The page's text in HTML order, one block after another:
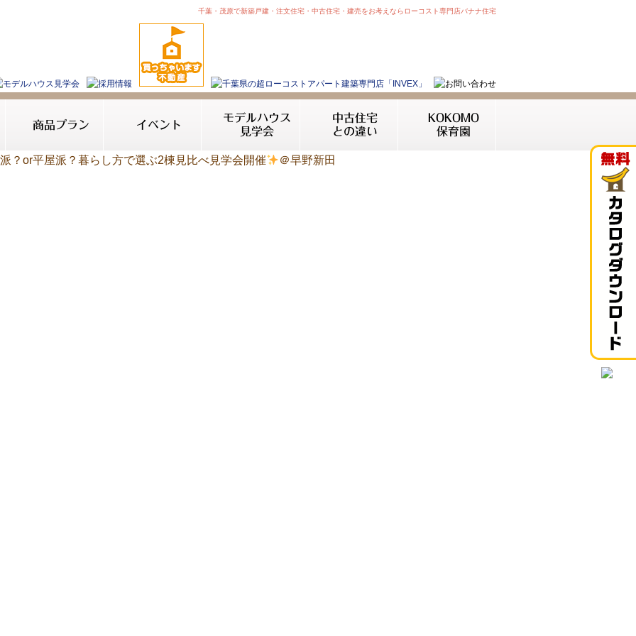
千葉・茂原で新築戸建・注文住宅・中古住宅・建売をお考えならローコスト専門店バナナ住宅
商品プラン イベント
モデルハウス
見学会
中古住宅
との違い
KOKOMO
保育園
？or平屋派？暮らし方で選ぶ2棟見比べ見学会開催 ＠早野新田